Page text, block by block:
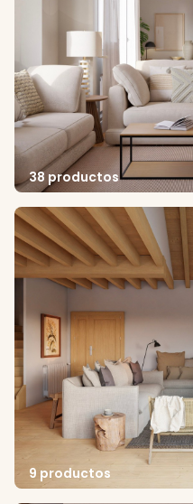
38 productos
9 productos